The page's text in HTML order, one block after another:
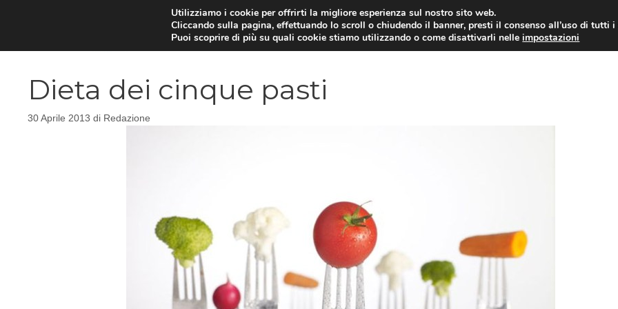
YUAN COIN GOSSIP NEWS DAL
Dieta dei cinque pasti
30 Aprile 2013 di Redazione
Utilizziamo i cookie per offrirti la migliore esperienza sul nostro sito web.
Cliccando sulla pagina, effettuando lo scroll o chiudendo il banner, presti il consenso all’uso di tutti i
Puoi scoprire di più su quali cookie stiamo utilizzando o come disattivarli nelleimpostazioni